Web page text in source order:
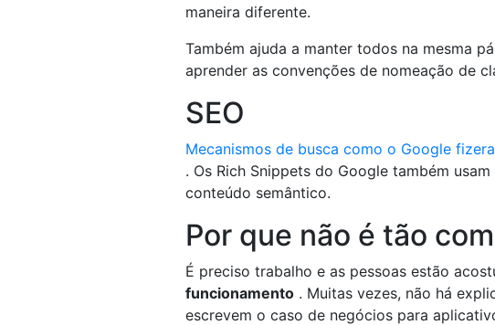
maneira diferente.
Também ajuda a manter todos na mesma
aprender as convenções de nomeação de
SEO
Mecanismos de busca como o Google
. Os Rich Snippets do Google também
conteúdo semântico.
Por que não é tão
É preciso trabalho e as pessoas estão
funcionamento . Muitas vezes, não há
escrevem o caso de negócios para